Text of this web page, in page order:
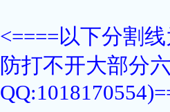
<====以下分割
防打不开大部分